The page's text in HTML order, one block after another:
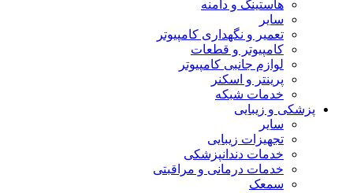
هاستینگ و دامنه
سایر
تعمیر و نگهداری کامپیوتر
کامپیوتر و قطعات
لوازم جانبی کامپیوتر
پرینتر و اسکنر
خدمات شبکه
پزشکی و زیبایی
سایر
تجهیزات زیبایی
خدمات دندانپزشکی
خدمات درمانی و مراقبتی
سمعک